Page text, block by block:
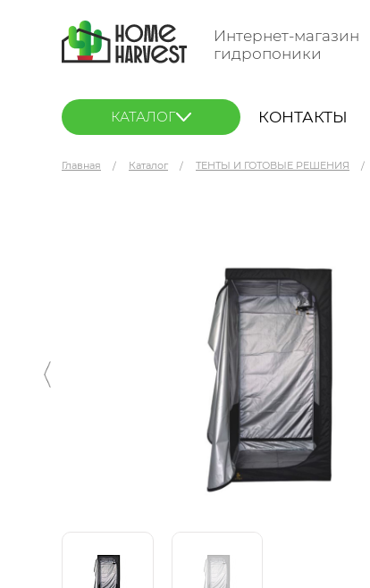
Интернет-магазин
гидропоники
КАТАЛОГ КОНТАКТЫ
Главная Каталог ТЕНТЫ И ГОТОВЫЕ РЕШЕНИЯ